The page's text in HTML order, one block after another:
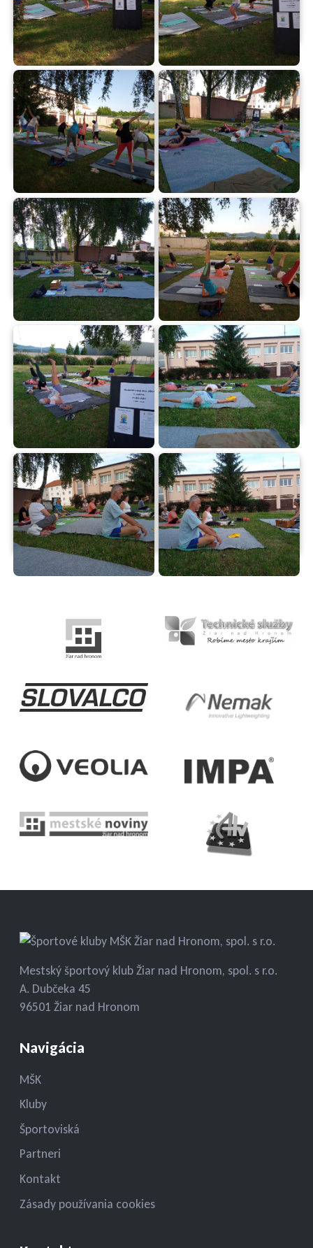
Mestský športový klub Žiar nad Hronom, spol. s r.o.
A. Dubčeka 45
96501 Žiar nad Hronom
Navigácia
MŠK
Kluby
Športoviská
Partneri
Kontakt
Zásady používania cookies